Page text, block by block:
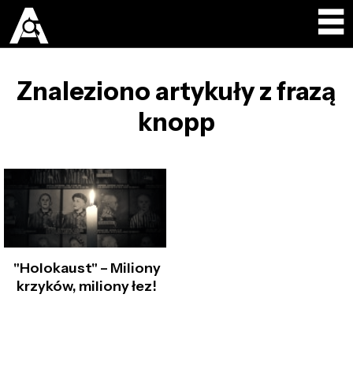
Znaleziono artykuły z frazą
knopp
"Holokaust" – Miliony
krzyków, miliony łez!